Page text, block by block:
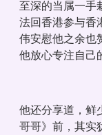
至深的当属一手
法回香港参与香
伟安慰他之余也
他放心专注自己
他还分享道，鲜
哥哥》前，其实